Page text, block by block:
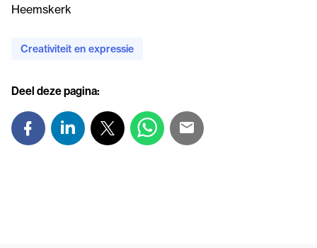
Heemskerk
Creativiteit en expressie
Deel deze pagina: